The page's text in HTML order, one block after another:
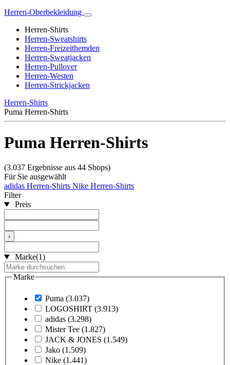
Herren-Oberbekleidung
Herren-Shirts
Herren-Sweatshirts
Herren-Freizeithemden
Herren-Sweatjacken
Herren-Pullover
Herren-Westen
Herren-Strickjacken
Herren-Shirts
Puma Herren-Shirts
Puma Herren-Shirts
(3.037 Ergebnisse aus 44 Shops)
Für Sie ausgewählt
adidas Herren-Shirts Nike Herren-Shirts
Filter
Preis
›
Marke(1)
Marke
Puma (3.037)
LOGOSHIRT (3.913)
adidas (3.298)
Mister Tee (1.827)
JACK & JONES (1.549)
Jako (1.509)
Nike (1.441)